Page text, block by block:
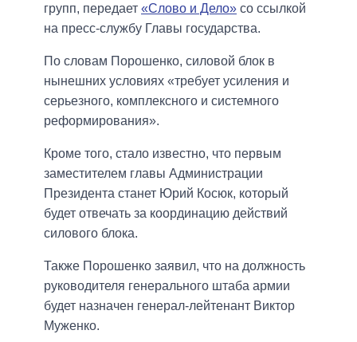
групп, передает «Слово и Дело» со ссылкой
на пресс-службу Главы государства.
По словам Порошенко, силовой блок в
нынешних условиях «требует усиления и
серьезного, комплексного и системного
реформирования».
Кроме того, стало известно, что первым
заместителем главы Администрации
Президента станет Юрий Косюк, который
будет отвечать за координацию действий
силового блока.
Также Порошенко заявил, что на должность
руководителя генерального штаба армии
будет назначен генерал-лейтенант Виктор
Муженко.